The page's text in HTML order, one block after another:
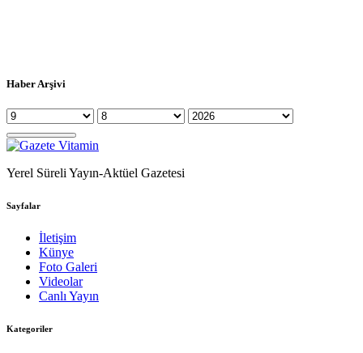
Haber Arşivi
Yerel Süreli Yayın-Aktüel Gazetesi
Sayfalar
İletişim
Künye
Foto Galeri
Videolar
Canlı Yayın
Kategoriler